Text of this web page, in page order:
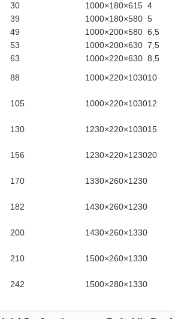
30 1000×180×615 4
39 1000×180×580 5
49 1000×200×580 6,5
53 1000×200×630 7,5
63 1000×220×630 8,5
88 1000×220×103010
105 1000×220×103012
130 1230×220×103015
156 1230×220×123020
170 1330×260×1230
182 1430×260×1230
200 1430×260×1330
210 1500×260×1330
242 1500×280×1330